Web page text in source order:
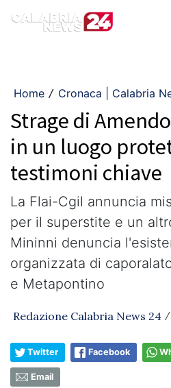
Home / Cronaca | Calabria
Strage di
in un luogo
testimoni chiave
La Flai-Cgil annuncia
per il superstite e un
Mininni denuncia
organizzata di
e Metapontino
Redazione Calabria News 24 /
Twitter Facebook
Email